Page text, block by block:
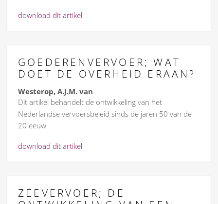
download dit artikel
GOEDERENVERVOER; WAT
DOET DE OVERHEID ERAAN?
Westerop, A.J.M. van
Dit artikel behandelt de ontwikkeling van het
Nederlandse vervoersbeleid sinds de jaren 50 van de
20 eeuw
download dit artikel
ZEEVERVOER; DE